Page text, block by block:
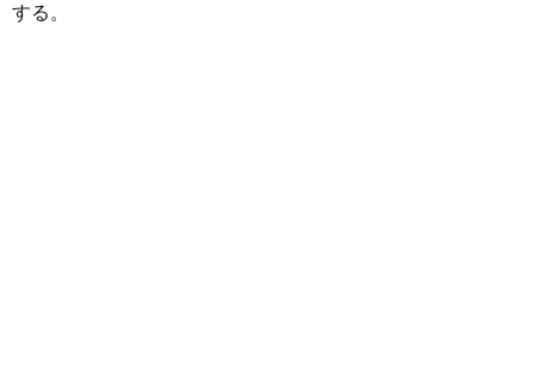
する。